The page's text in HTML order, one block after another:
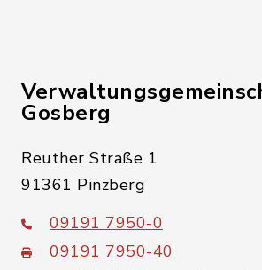
Gosberg
Reuther Straße 1
91361 Pinzberg
09191 7950-0
09191 7950-40